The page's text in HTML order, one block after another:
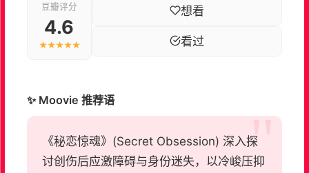
豆瓣评分
4.6
★★★★★
想看
看过
✨ Moovie 推荐语
《秘恋惊魂》(Secret Obsession) 深入探
讨创伤后应激障碍与身份迷失，以冷峻压抑